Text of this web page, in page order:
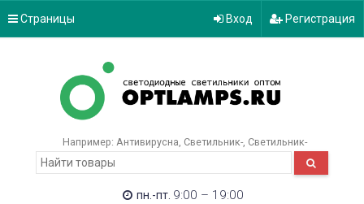
Страницы Вход Регистрация
Например: Антивирусна Светильник- Светильник-
пн.-пт. 9:00 – 19:00